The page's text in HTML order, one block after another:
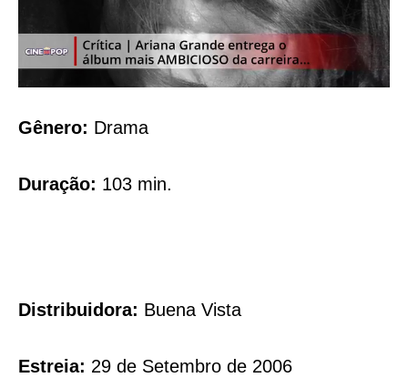
Gênero: Drama
Duração: 103 min.
Distribuidora: Buena Vista
Estreia: 29 de Setembro de 2006